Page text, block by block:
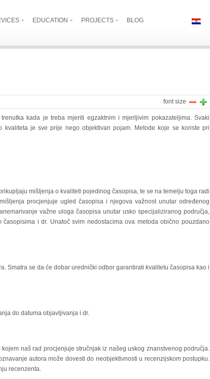
EDUCATION PROJECTS BLOG
font size
kada je treba mjeriti egzaktnim i mjerljivim pokazateljima. Svaki
kvaliteta je sve prije nego objektivan pojam. Metode koje se koriste pri
mišljenja o kvaliteti pojedinog časopisa, te se na temelju toga radi
procjenjuje ugled časopisa i njegova važnost unutar određenog
važne uloga časopisa unutar usko specijaliziranog područja,
i dr. Unatoč svim nedostacima ova metoda obično pouzdano
Smatra se da će dobar urednički odbor garantirati kvalitetu časopisa kao i
do datuma objavljivanja i dr.
naš rad procjenjuje stručnjak iz našeg uskog znanstvenog područja.
autora može dovesti do neobjektivnosti u recenzijskom postupku.
recenzenta.